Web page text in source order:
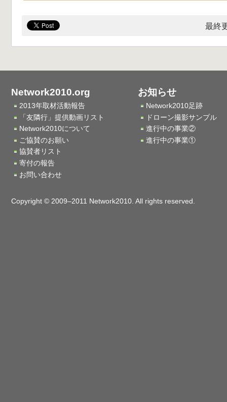
最終
Network2010.org
2013年取材活動報告
「友隣行」提供動画リスト
Network2010について
ご協賛のお願い
協賛者リスト
寄付の報告
お問い合わせ
お知らせ
Network2010足跡
ドローン撮影サンプル
進行中の事業②
進行中の事業①
Copyright © 2009–2011 Network2010. All rights reserved.